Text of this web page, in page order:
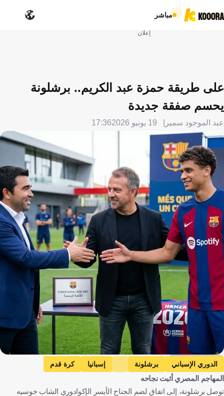
مباشر
إعلان
على طريقة حمزة عبد الكريم.. برشلونة
يحسم صفقة جديدة
عبد الموجود سمير 19 يونيو 2026 17:36
Goal AR, Gemini
الدوري الإسباني برشلونة إسبانيا كرة قدم
المهاجم المصري أثبت نجاحه
توصل برشلونة، إلى اتفاق لضم الجناح الأيسر الإكوادوري الشاب خوسيه